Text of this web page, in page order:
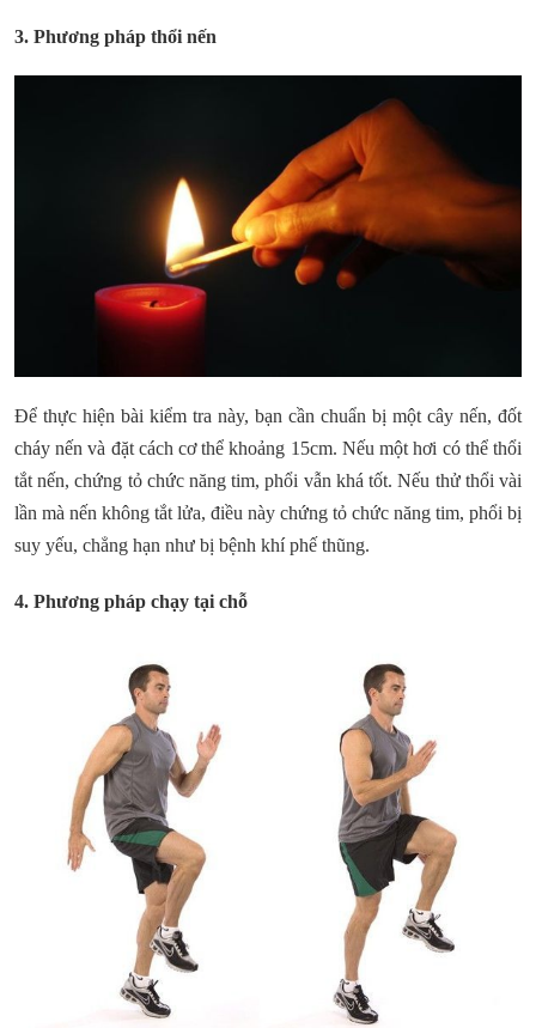
3. Phương pháp thổi nến
Để thực hiện bài kiểm tra này, bạn cần chuẩn bị một cây nến, đốt
cháy nến và đặt cách cơ thể khoảng 15cm. Nếu một hơi có thể thổi
tắt nến, chứng tỏ chức năng tim, phổi vẫn khá tốt. Nếu thử thổi vài
lần mà nến không tắt lửa, điều này chứng tỏ chức năng tim, phổi bị
suy yếu, chẳng hạn như bị bệnh khí phế thũng.
4. Phương pháp chạy tại chỗ